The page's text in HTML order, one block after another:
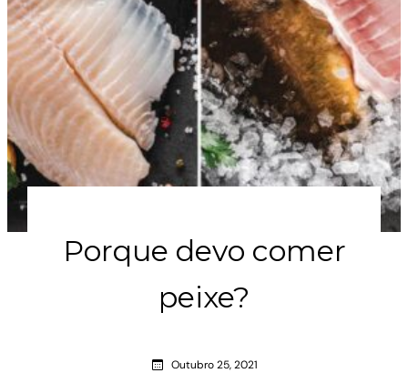
Porque devo comer
peixe?
Outubro 25, 2021